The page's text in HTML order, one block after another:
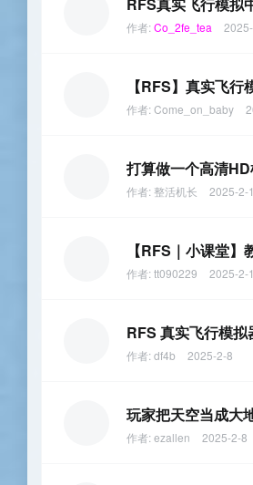
RFS真实飞行模拟
作者:Co_2fe_tea
【RFS】真实飞
作者:Come_on_baby
打算做一个高清
作者:整活机长 2025-2-
【RFS｜小课堂
作者:tt090229 2025-2-
RFS 真实飞行模
作者:df4b 2025-2-8
玩家把天空当成大
作者:ezallen 2025-2-8